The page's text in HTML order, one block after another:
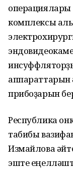
операциялары
комплексы
аппараттарын
прибоҙарын
Республика
табибы
Измайлова
эште